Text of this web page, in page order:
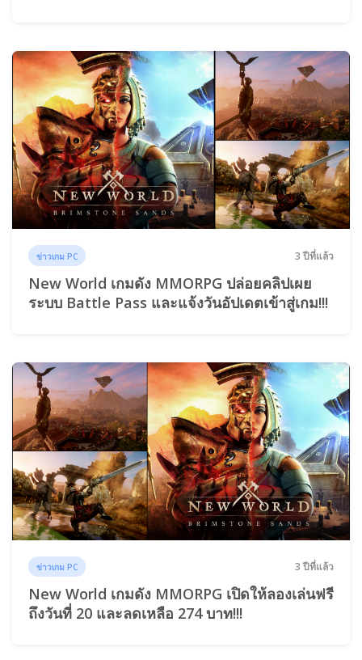
ข่าวเกม PC 3 ปีที่แล้ว
New World เกมดัง MMORPG ปล่อยคลิปเผย
ระบบ Battle Pass และแจ้งวันอัปเดตเข้าสู่เกม!!!
ข่าวเกม PC 3 ปีที่แล้ว
New World เกมดัง MMORPG เปิดให้ลองเล่นฟรี
ถึงวันที่ 20 และลดเหลือ 274 บาท!!!